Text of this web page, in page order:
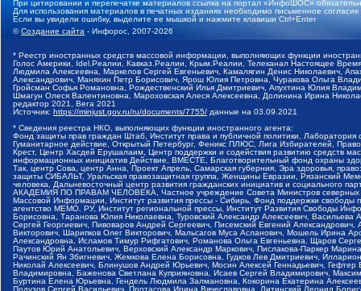
При цитировании и перепечатке материалов ссылка на портал «ИнфоШОС»
Для использования материалов в печатных изданиях необходимо письменное
Если вы увидели ошибку, выделите ее мышкой и нажмите клавиши Ctrl+Enter
©Создание сайта - Инфорос, 2007-2026
* Реестр иностранных средств массовой информации, выполняющих функции
Голос Америки, Idel.Реалии, Кавказ.Реалии, Крым.Реалии, Телеканал Настоящее
Людмила Алексеевна, Маркелов Сергей Евгеньевич, Камалягин Денис Николаевич,
Александрович, Маняхин Петр Борисович, Ярош Юлия Петровна, Чуракова Ольга
Гройсман Софья Романовна, Рождественский Илья Дмитриевич, Апухтина Юлия
Шмагун Олеся Валентиновна, Мароховская Алеся Алексеевна, Долинина Ирина
редактор 2021, Вега 2021
Источник: https://minjust.gov.ru/ru/documents/7755/ данные на 03.09.2021
* Сведения реестра НКО, выполняющих функции иностранного агента:
Фонд защиты прав граждан Штаб, Институт права и публичной политики,
Гуманитарное действие, Открытый Петербург, Феникс ПЛЮС, Лига Избирателей,
Крест, Центр Хасдей Ерушалаим, Центр поддержки и содействия развитию средств
информационных инициатив Действие, ВМЕСТЕ, Благотворительный фонд охраны
Так, центр Сова, центр Анна, Проект Апрель, Самарская губерния, Эра здоровья,
защиты СИБАЛЬТ, Уральская правозащитная группа, Женщины Евразии, Рязанский
человека, Дальневосточный центр развития гражданских инициатив и социального
АКАДЕМИЯ ПО ПРАВАМ ЧЕЛОВЕКА, Частное учреждение Совета Министров северных
Массовой Информации, Институт развития прессы - Сибирь, Фонд поддержки
агентство МЕМО. РУ, Институт региональной прессы, Институт Развития Свободы
Борисовна, Таранова Юлия Николаевна, Туровский Александр Алексеевич,
Сергей Георгиевич, Пивоваров Андрей Сергеевич, Писемский Евгений
Викторович, Шарипков Олег Викторович, Мальсагов Муса Асланович, Мошель Ирина
Александровна, Исламов Тимур Рифгатович, Романова Ольга Евгеньевна, Щаров
Паутов Юрий Анатольевич, Верховский Александр Маркович, Пислакова-Паркер
Рачинский Ян Збигневич, Жемкова Елена Борисовна, Гудков Лев Дмитриевич,
Николай Алексеевич, Блинушов Андрей Юрьевич, Мосин Алексей Геннадьевич,
Владимировна, Баженова Светлана Куприяновна, Исаев Сергей Владимирович,
Буртина Елена Юрьевна, Гендель Людмила Залмановна, Кокорина Екатерина
Подузов Сергей Васильевич, Протасова Ирина Вячеславовна, Литинский Леонид